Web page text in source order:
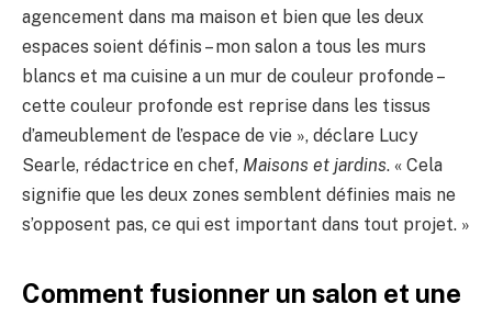
agencement dans ma maison et bien que les deux
espaces soient définis – mon salon a tous les murs
blancs et ma cuisine a un mur de couleur profonde –
cette couleur profonde est reprise dans les tissus
d’ameublement de l’espace de vie », déclare Lucy
Searle, rédactrice en chef, Maisons et jardins. « Cela
signifie que les deux zones semblent définies mais ne
s’opposent pas, ce qui est important dans tout projet. »
Comment fusionner un salon et une